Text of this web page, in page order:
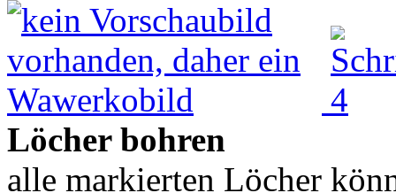
Löcher bohren
alle markierten Löcher